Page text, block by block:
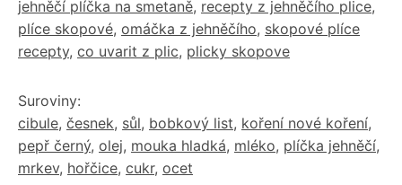
jehněčí plíčka na smetaně, recepty z jehněčího plice,
plíce skopové, omáčka z jehněčího, skopové plíce
recepty, co uvarit z plic, plicky skopove
Suroviny:
cibule, česnek, sůl, bobkový list, koření nové koření,
pepř černý, olej, mouka hladká, mléko, plíčka jehněčí,
mrkev, hořčice, cukr, ocet